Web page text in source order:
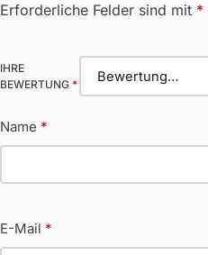
Erforderliche Felder sind mit *
IHRE
BEWERTUNG *
Name *
E-Mail *